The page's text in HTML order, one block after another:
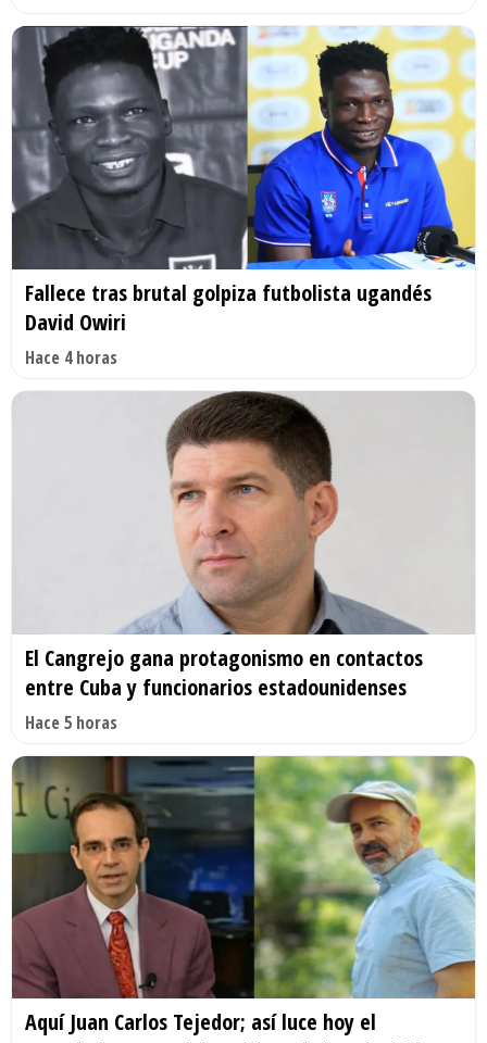
Fallece tras brutal golpiza futbolista ugandés
David Owiri
Hace 4 horas
El Cangrejo gana protagonismo en contactos
entre Cuba y funcionarios estadounidenses
Hace 5 horas
Aquí Juan Carlos Tejedor; así luce hoy el